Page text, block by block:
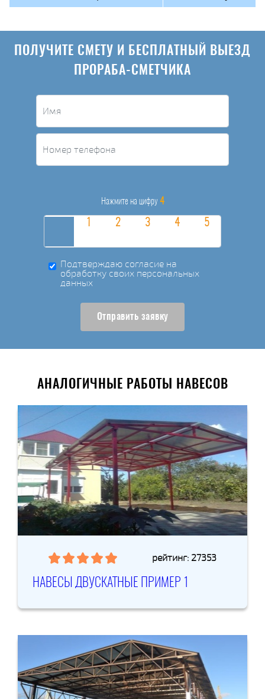
ПОЛУЧИТЕ СМЕТУ И БЕСПЛАТНЫЙ ВЫЕЗД
ПРОРАБА-СМЕТЧИКА
Нажмите на цифру 4
Подтверждаю согласие на
обработку своих персональных
данных
Отправить заявку
АНАЛОГИЧНЫЕ РАБОТЫ НАВЕСОВ
рейтинг: 27353
НАВЕСЫ ДВУСКАТНЫЕ ПРИМЕР 1